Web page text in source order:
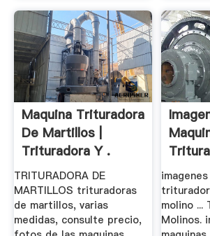
Maquina Trituradora
De Martillos |
Trituradora Y .
TRITURADORA DE
MARTILLOS trituradoras
de martillos, varias
medidas, consulte precio,
molino ...
Molinos.